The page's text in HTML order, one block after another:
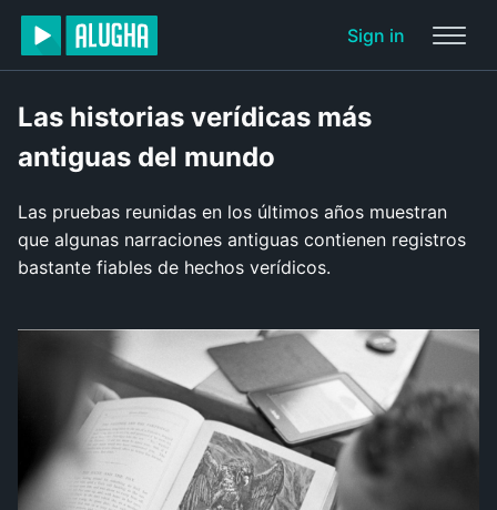
Sign in
Las historias verídicas más
antiguas del mundo
Las pruebas reunidas en los últimos años muestran
que algunas narraciones antiguas contienen registros
bastante fiables de hechos verídicos.